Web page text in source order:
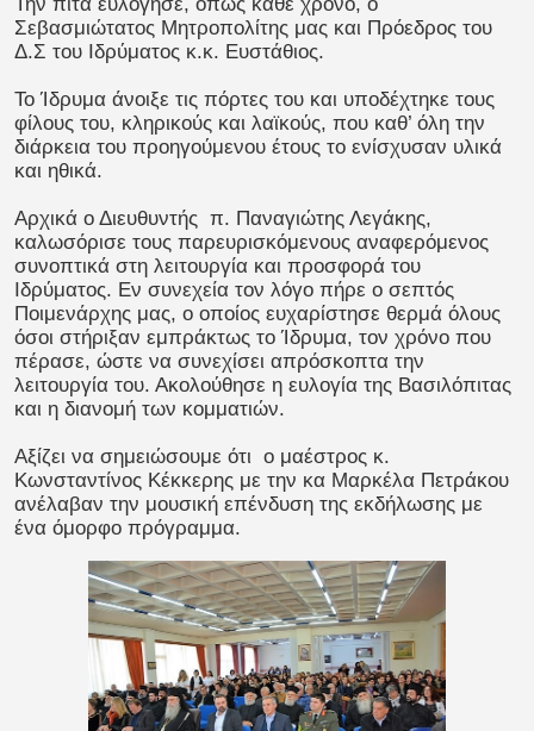
Σεβασμιώτατος Μητροπολίτης μας και Πρόεδρος του
Δ.Σ του Ιδρύματος κ.κ. Ευστάθιος.
Το Ίδρυμα άνοιξε τις πόρτες του και υποδέχτηκε τους
φίλους του, κληρικούς και λαϊκούς, που καθ’ όλη την
διάρκεια του προηγούμενου έτους το ενίσχυσαν υλικά
και ηθικά.
Αρχικά ο Διευθυντής π. Παναγιώτης Λεγάκης,
καλωσόρισε τους παρευρισκόμενους αναφερόμενος
συνοπτικά στη λειτουργία και προσφορά του
Ιδρύματος. Εν συνεχεία τον λόγο πήρε ο σεπτός
Ποιμενάρχης μας, ο οποίος ευχαρίστησε θερμά όλους
όσοι στήριξαν εμπράκτως το Ίδρυμα, τον χρόνο που
πέρασε, ώστε να συνεχίσει απρόσκοπτα την
λειτουργία του. Ακολούθησε η ευλογία της Βασιλόπιτας
και η διανομή των κομματιών.
Αξίζει να σημειώσουμε ότι ο μαέστρος κ.
Κωνσταντίνος Κέκκερης με την κα Μαρκέλα Πετράκου
ανέλαβαν την μουσική επένδυση της εκδήλωσης με
ένα όμορφο πρόγραμμα.